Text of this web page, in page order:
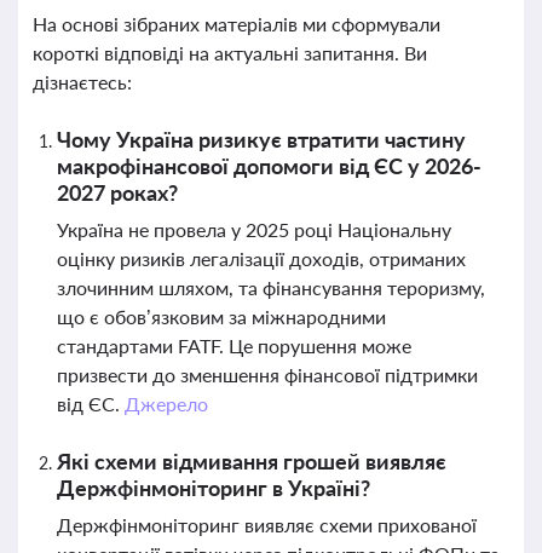
На основі зібраних матеріалів ми сформували
короткі відповіді на актуальні запитання. Ви
дізнаєтесь:
Чому Україна ризикує втратити частину
макрофінансової допомоги від ЄС у 2026-
2027 роках?
Україна не провела у 2025 році Національну
оцінку ризиків легалізації доходів, отриманих
злочинним шляхом, та фінансування тероризму,
що є обов’язковим за міжнародними
стандартами FATF. Це порушення може
призвести до зменшення фінансової підтримки
від ЄС. Джерело
Які схеми відмивання грошей виявляє
Держфінмоніторинг в Україні?
Держфінмоніторинг виявляє схеми прихованої